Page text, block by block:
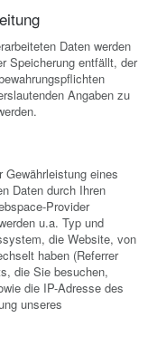
Daten werden
Speicherung entfällt, der
Angaben zu
eines
Daten durch Ihren
Provider
u.a. Typ und
die Website, von
haben (Referrer
die Sie besuchen,
die IP-Adresse des
unseres